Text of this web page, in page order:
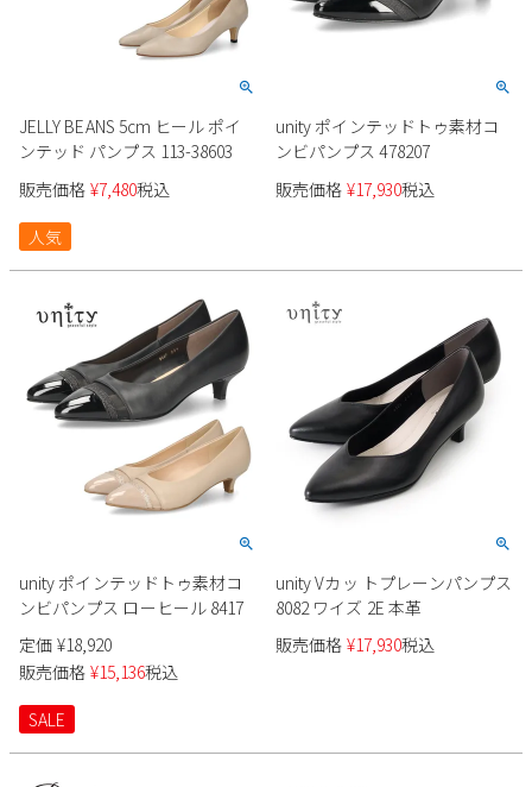
new balance
メルマガ購買
営業日カレンダー
2026 年8月
日 火
1
2
3 4 7
8
9
10 11 13 14
15
16
17 18 20 21
22
24 25 27 28
29
31
日 月 火 木 金
土
1
3 4
6
10 11
13
14
20
JELLY BEANS 5cm ヒール ポイ
ンテッド パンプス 113-38603
販売価格 ¥7,480税込
人気
unity ポインテッドトゥ素材コ
ンビパンプス 478207
販売価格 ¥17,930税込
unity ポインテッドトゥ素材コ
ンビパンプス ローヒール 8417
定価 ¥18,920
販売価格 ¥15,136税込
SALE
unity Vカッ トプレーンパンプス
8082 ワイズ 2E 本革
販売価格 ¥17,930税込